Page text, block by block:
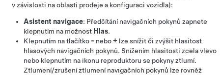
v závislosti na oblasti prodeje a konfiguraci vozidla):
Asistent navigace: Předčítání navigačních pokynů zapnete
klepnutím na možnost Hlas.
Klepnutím na tlačítko - nebo + lze snížit či zvýšit hlasitost
hlasových navigačních pokynů. Snížením hlasitosti zcela vlevo
nebo klepnutím na ikonu reproduktoru se pokyny ztlumí.
Ztlumení/zrušení ztlumení navigačních pokynů lze rovněž